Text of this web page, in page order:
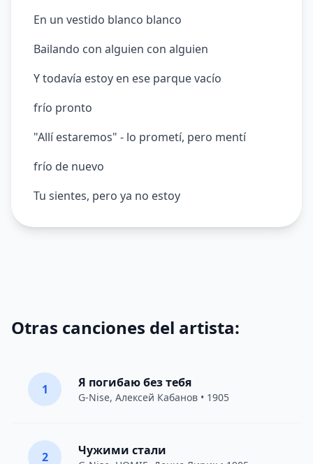
En un vestido blanco blanco
Bailando con alguien con alguien
Y todavía estoy en ese parque vacío
frío pronto
"Allí estaremos" - lo prometí, pero mentí
frío de nuevo
Tu sientes, pero ya no estoy
Otras canciones del artista:
1 Я погибаю без тебя
G-Nise, Алексей Кабанов • 1905
2 Чужими стали